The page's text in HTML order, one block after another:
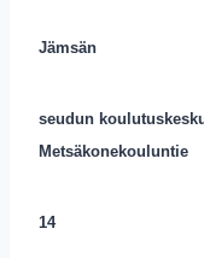
Jämsän
seudun
Metsäkonekouluntie
14